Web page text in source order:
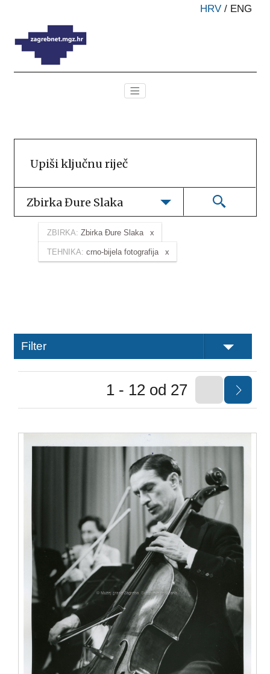
HRV / ENG
Zbirka Đure Slaka
ZBIRKA: Zbirka Đure Slaka
TEHNIKA: crno-bijela fotografija
Filter
1 - 12 od 27